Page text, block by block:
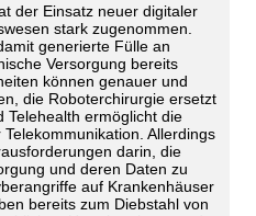
der Einsatz neuer digitaler
stark zugenommen.
generierte Fülle an
Versorgung bereits
können genauer und
die Roboterchirurgie ersetzt
Telehealth ermöglicht die
Allerdings
darin, die
und deren Daten zu
auf Krankenhäuser
bereits zum Diebstahl von